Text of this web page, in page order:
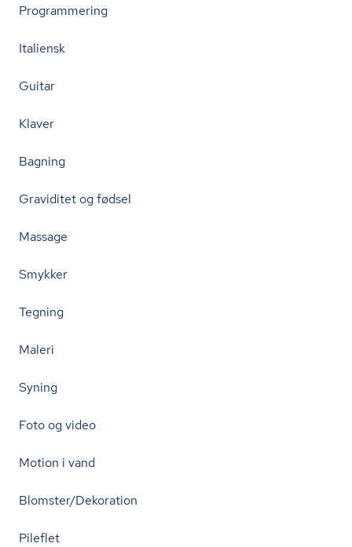
Programmering
Italiensk
Guitar
Klaver
Bagning
Graviditet og fødsel
Massage
Smykker
Tegning
Maleri
Syning
Foto og video
Motion i vand
Blomster/Dekoration
Pileflet